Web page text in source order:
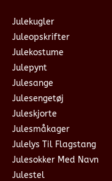
Julekugler
Juleopskrifter
Julekostume
Julepynt
Julesange
Julesengetøj
Juleskjorte
Julesmåkager
Julelys Til Flagstang
Julesokker Med Navn
Julestel